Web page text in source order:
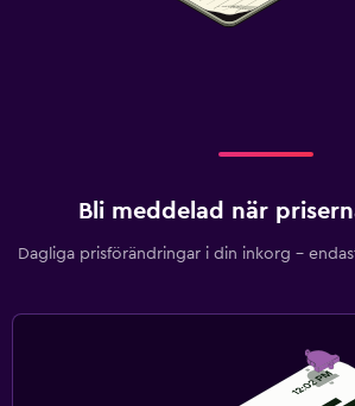
Bli meddelad när
Dagliga prisförändringar i din inkorg –